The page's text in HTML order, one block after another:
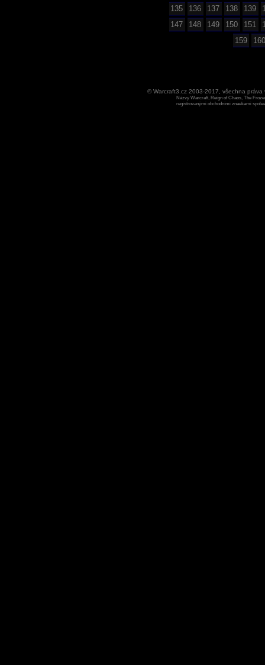
135
136 137 138 139
147
148 149 150 151
159
160
© Warcraft3.cz 2003-2017, všechna
Názvy Warcraft, Reign of Chaos, The
registrovanými obchodními znaekami